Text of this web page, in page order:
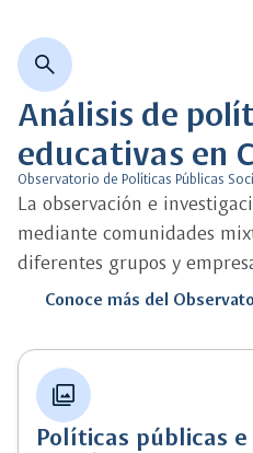
search
Análisis de
educativas en
Observatorio de Políticas Públicas
La observación e
mediante comunidades
diferentes grupos y
Conoce más del
photo_library
Políticas públicas